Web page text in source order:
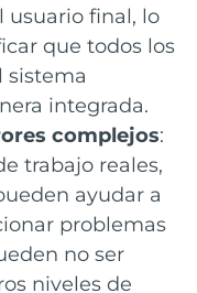
usuario final, lo
que todos los
sistema
integrada.
complejos:
trabajo reales,
ayudar a
problemas
no ser
niveles de